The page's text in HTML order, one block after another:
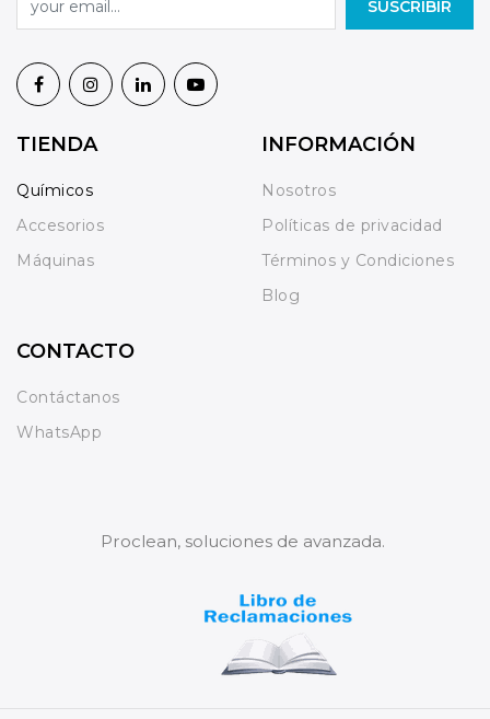
SUSCRIBIR
TIENDA
Químicos
Accesorios
Máquinas
INFORMACIÓN
Nosotros
Políticas de privacidad
Términos y Condiciones
Blog
CONTACTO
Contáctanos
WhatsApp
Proclean, soluciones de avanzada.